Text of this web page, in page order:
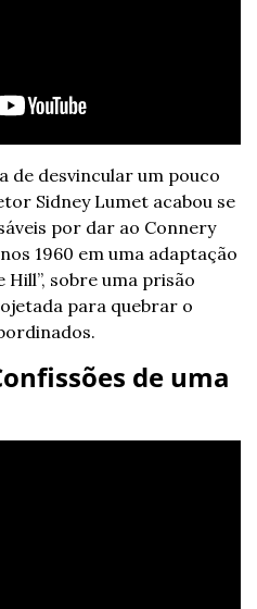
de desvincular um pouco
Sidney Lumet acabou se
por dar ao Connery
1960 em uma adaptação
Hill”, sobre uma prisão
para quebrar o
de uma